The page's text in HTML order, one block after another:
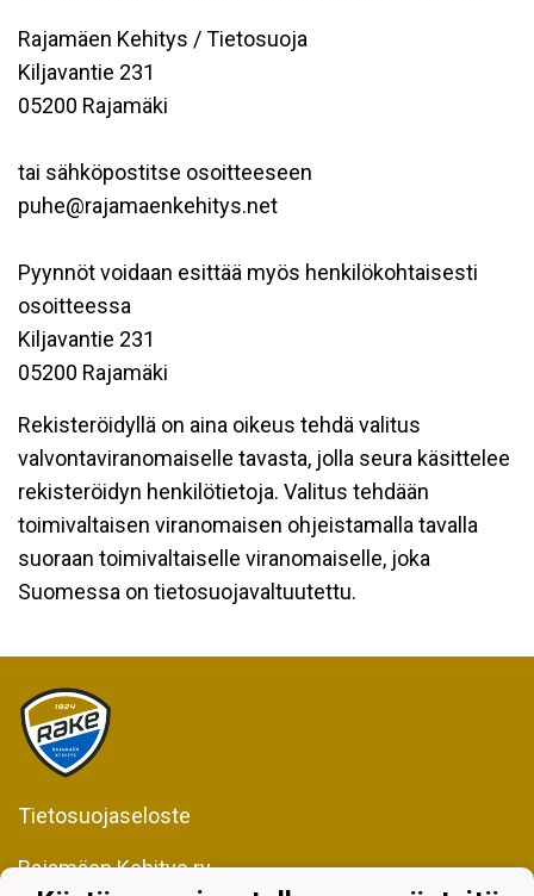
Rajamäen Kehitys / Tietosuoja
Kiljavantie 231
05200 Rajamäki
tai sähköpostitse osoitteeseen
puhe@rajamaenkehitys.net
Pyynnöt voidaan esittää myös henkilökohtaisesti
osoitteessa
Kiljavantie 231
05200 Rajamäki
Rekisteröidyllä on aina oikeus tehdä valitus
valvontaviranomaiselle tavasta, jolla seura käsittelee
rekisteröidyn henkilötietoja. Valitus tehdään
toimivaltaisen viranomaisen ohjeistamalla tavalla
suoraan toimivaltaiselle viranomaiselle, joka
Suomessa on tietosuojavaltuutettu.
Tietosuojaseloste
Rajamäen Kehitys ry